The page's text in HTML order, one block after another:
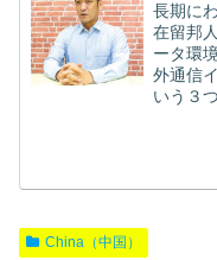
長期に
在留邦
ータ環
外通信
いう３
China（中国）